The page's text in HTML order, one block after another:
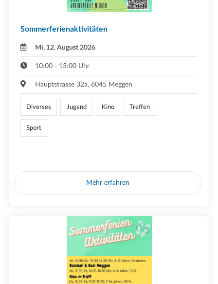
Sommerferienaktivitäten
Mi, 12. August 2026
10:00 - 15:00 Uhr
Hauptstrasse 32a, 6045 Meggen
Diverses Jugend Kino Treffen
Sport
Mehr erfahren